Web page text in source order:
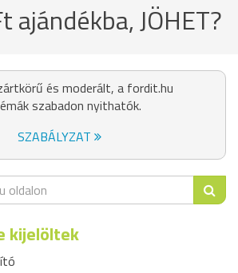
ajándékba, JÖHET?
és moderált, a fordit.hu
szabadon nyithatók.
SZABÁLYZAT
kijelöltek